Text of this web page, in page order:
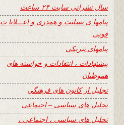
سال نشراتی سایت ۲۴ ساعت
پیامها ی تسلیت و همدری و اعـــلانا ت
فوتی
پیامهای تبریکی
پیشنهادات ، انتقادات و خواسته های
هموطنان
تجلیل از کانون های فرهنگی
تحلیل های سیاسی – اجتماعی
تحلیل های سیاسی ، اجتماعی ،